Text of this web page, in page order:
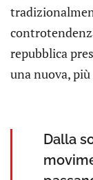
repubblica
una nuova,
Dalla